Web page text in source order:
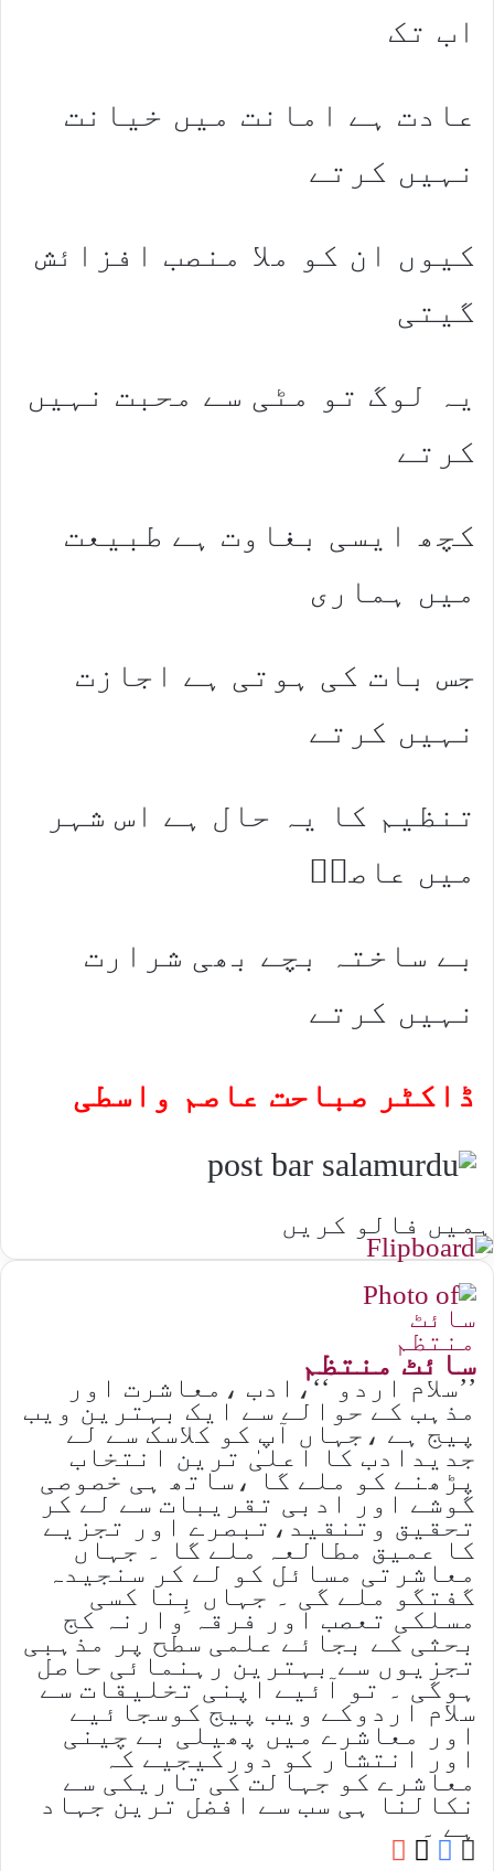
اب تک
عادت ہے امانت میں خیانت
نہیں کرتے
کیوں ان کو ملا منصب افزائش
گیتی
یہ لوگ تو مٹی سے محبت نہیں
کرتے
کچھ ایسی بغاوت ہے طبیعت
میں ہماری
جس بات کی ہوتی ہے اجازت
نہیں کرتے
تنظیم کا یہ حال ہے اس شہر
میں عاصمؔ
بے ساختہ بچے بھی شرارت
نہیں کرتے
ڈاکٹر صباحت عاصم واسطی
ہمیں فالو کریں
سائٹ منتظم
’’سلام اردو ‘‘،ادب ،معاشرت اور
مذہب کے حوالے سے ایک بہترین ویب
پیج ہے ،جہاں آپ کو کلاسک سے لے
جدیدادب کا اعلیٰ ترین انتخاب
پڑھنے کو ملے گا ،ساتھ ہی خصوصی
گوشے اور ادبی تقریبات سے لے کر
تحقیق وتنقید،تبصرے اور تجزیے
کا عمیق مطالعہ ملے گا ۔ جہاں
معاشرتی مسائل کو لے کر سنجیدہ
گفتگو ملے گی ۔ جہاں بِنا کسی
مسلکی تعصب اور فرقہ وارنہ کج
بحثی کے بجائے علمی سطح پر مذہبی
تجزیوں سے بہترین رہنمائی حاصل
ہوگی ۔ تو آئیے اپنی تخلیقات سے
سلام اردوکے ویب پیج کوسجائیے
اور معاشرے میں پھیلی بے چینی
اور انتشار کو دورکیجیے کہ
معاشرے کو جہالت کی تاریکی سے
نکالنا ہی سب سے افضل ترین جہاد
ہے ۔
Website
Facebook
X